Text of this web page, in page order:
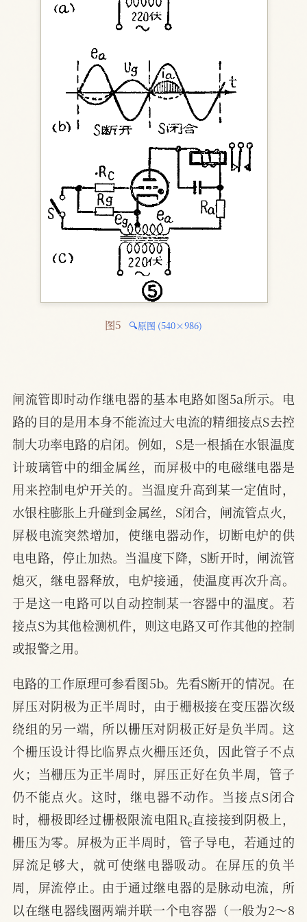
图5 🔍原图 (540×986)
闸流管即时动作继电器的基本电路如图5a所示。电
路的目的是用本身不能流过大电流的精细接点S去控
制大功率电路的启闭。例如，S是一根插在水银温度
计玻璃管中的细金属丝，而屏极中的电磁继电器是
用来控制电炉开关的。当温度升高到某一定值时，
水银柱膨胀上升碰到金属丝，S闭合，闸流管点火，
屏极电流突然增加，使继电器动作，切断电炉的供
电电路，停止加热。当温度下降，S断开时，闸流管
熄灭，继电器释放，电炉接通，使温度再次升高。
于是这一电路可以自动控制某一容器中的温度。若
接点S为其他检测机件，则这电路又可作其他的控制
或报警之用。
电路的工作原理可参看图5b。先看S断开的情况。在
屏压对阴极为正半周时，由于栅极接在变压器次级
绕组的另一端，所以栅压对阴极正好是负半周。这
个栅压设计得比临界点火栅压还负，因此管子不点
火；当栅压为正半周时，屏压正好在负半周，管子
仍不能点火。这时，继电器不动作。当接点S闭合
时，栅极即经过栅极限流电阻Rc直接接到阴极上，
栅压为零。屏极为正半周时，管子导电，若通过的
屏流足够大，就可使继电器吸动。在屏压的负半
周，屏流停止。由于通过继电器的是脉动电流，所
以在继电器线圈两端并联一个电容器（一般为2～8